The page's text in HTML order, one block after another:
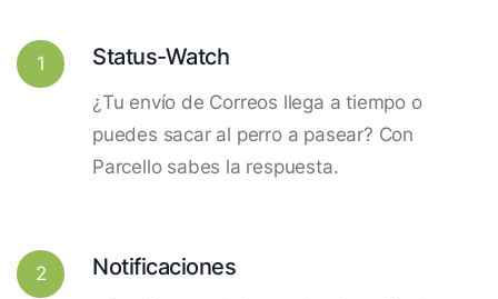
1 Status-Watch
¿Tu envío de Correos llega a tiempo o
puedes sacar al perro a pasear? Con
Parcello sabes la respuesta.
2 Notificaciones